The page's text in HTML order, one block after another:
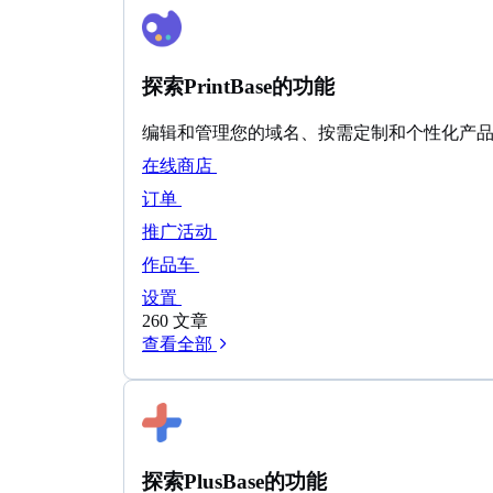
探索PrintBase的功能
编辑和管理您的域名、按需定制和个性化产
在线商店
订单
推广活动
作品车
设置
260 文章
查看全部
探索PlusBase的功能